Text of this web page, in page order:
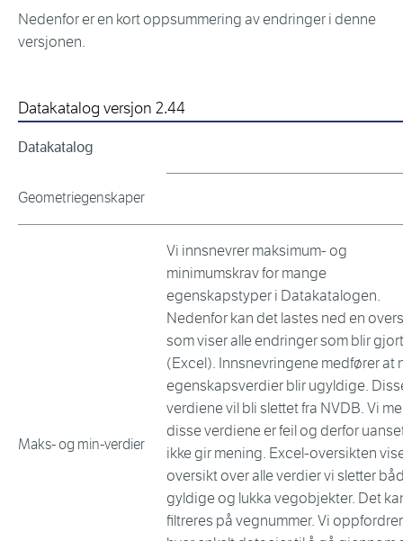
Nedenfor er en kort oppsummering av endringer i denne
versjonen.
Datakatalog versjon 2.44
Datakatalog
Geometriegenskaper
Maks- og min-verdier
Vi innsnevrer maksimum- og
minimumskrav for mange
egenskapstyper i Datakatalogen.
Nedenfor kan det lastes ned en
som viser alle endringer som blir gjort
(Excel). Innsnevringene medfører at
egenskapsverdier blir ugyldige.
verdiene vil bli slettet fra NVDB. Vi
disse verdiene er feil og derfor
ikke gir mening. Excel-oversikten
oversikt over alle verdier vi sletter
gyldige og lukka vegobjekter. Det
filtreres på vegnummer. Vi oppfordrer